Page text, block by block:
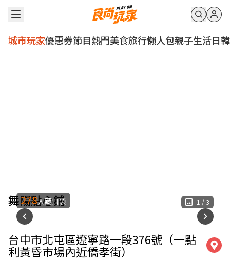
城市玩家優惠券節目熱門美食旅行懶人包親子生活日韓
舞陽點心鋪 1 / 3
278人藏口袋
台中市北屯區遼寧路一段376號（一點
利黃昏市場內近僑孝街）